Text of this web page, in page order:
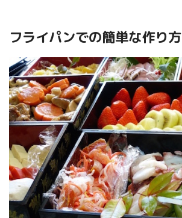
フライパンでの簡単な作り方